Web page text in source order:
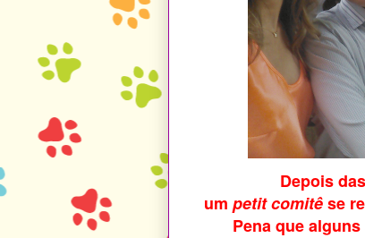
Depois
um petit comitêse
Pena que